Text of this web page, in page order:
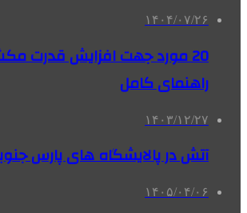
۱۴۰۴/۰۷/۲۶
20 مورد جهت افزایش قدرت
راهنمای کامل
۱۴۰۳/۱۲/۲۷
آتش در پالایشگاه های پارس
۱۴۰۵/۰۴/۰۶